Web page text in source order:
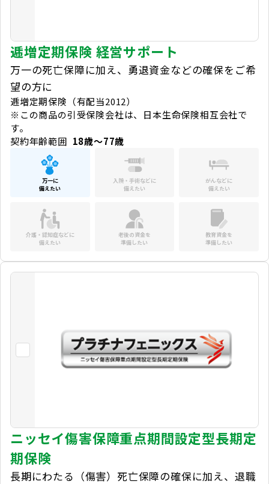
逓増定期保険 経営サポート
万一の死亡保障に加え、勇退資金などの確保をご希
望の方に
逓増定期保険（有配当2012）
※この商品の引受保険会社は、日本生命保険相互会社で
す。
契約年齢範囲 18歳～77歳
万一に
備えたい
入院・手術などに
備えたい
がんなどに
備えたい
介護・認知症などに
備えたい
老後の資金を
準備したい
教育資金を
準備したい
ニッセイ傷害保障重点期間設定型長期定
期保険
長期にわたる（傷害）死亡保障の確保に加え、退職